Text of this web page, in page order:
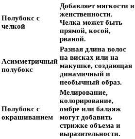
Полубокс с
челкой
Добавляет мягкости и
женственности.
Челка может быть
прямой, косой,
рваной.
Асимметричный
полубокс
Разная длина волос
на висках или на
макушке, создающая
динамичный и
необычный образ.
Полубокс с
окрашиванием
Мелирование,
колорирование,
омбре или балаяж
могут добавить
стрижке объема и
выразительности.